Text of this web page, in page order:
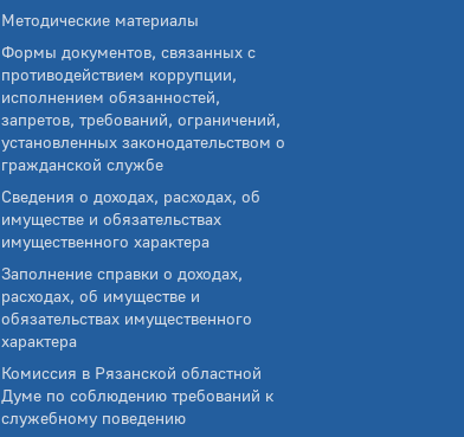
Методические материалы
Формы документов, связанных с
противодействием коррупции,
исполнением обязанностей,
запретов, требований, ограничений,
установленных законодательством о
гражданской службе
Сведения о доходах, расходах, об
имуществе и обязательствах
имущественного характера
Заполнение справки о доходах,
расходах, об имуществе и
обязательствах имущественного
характера
Комиссия в Рязанской областной
Думе по соблюдению требований к
служебному поведению